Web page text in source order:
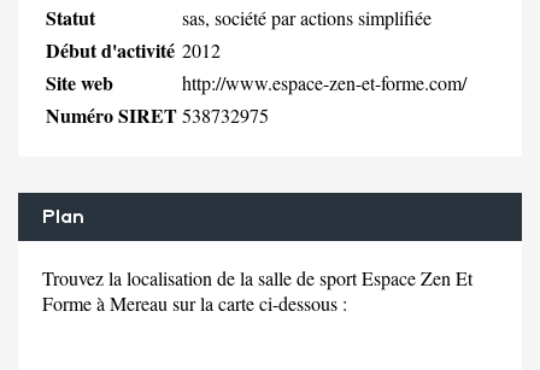
Statut sas, société par actions simplifiée
Début d'activité 2012
Site web http://www.espace-zen-et-forme.com/
Numéro SIRET538732975
Plan
Trouvez la localisation de la salle de sport Espace Zen Et
Forme à Mereau sur la carte ci-dessous :